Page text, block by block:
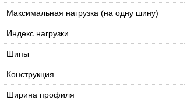
Максимальная нагрузка (на одну шину)
Индекс нагрузки
Шипы
Конструкция
Ширина профиля